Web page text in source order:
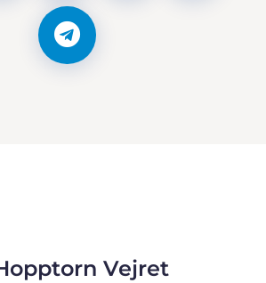
Vejret